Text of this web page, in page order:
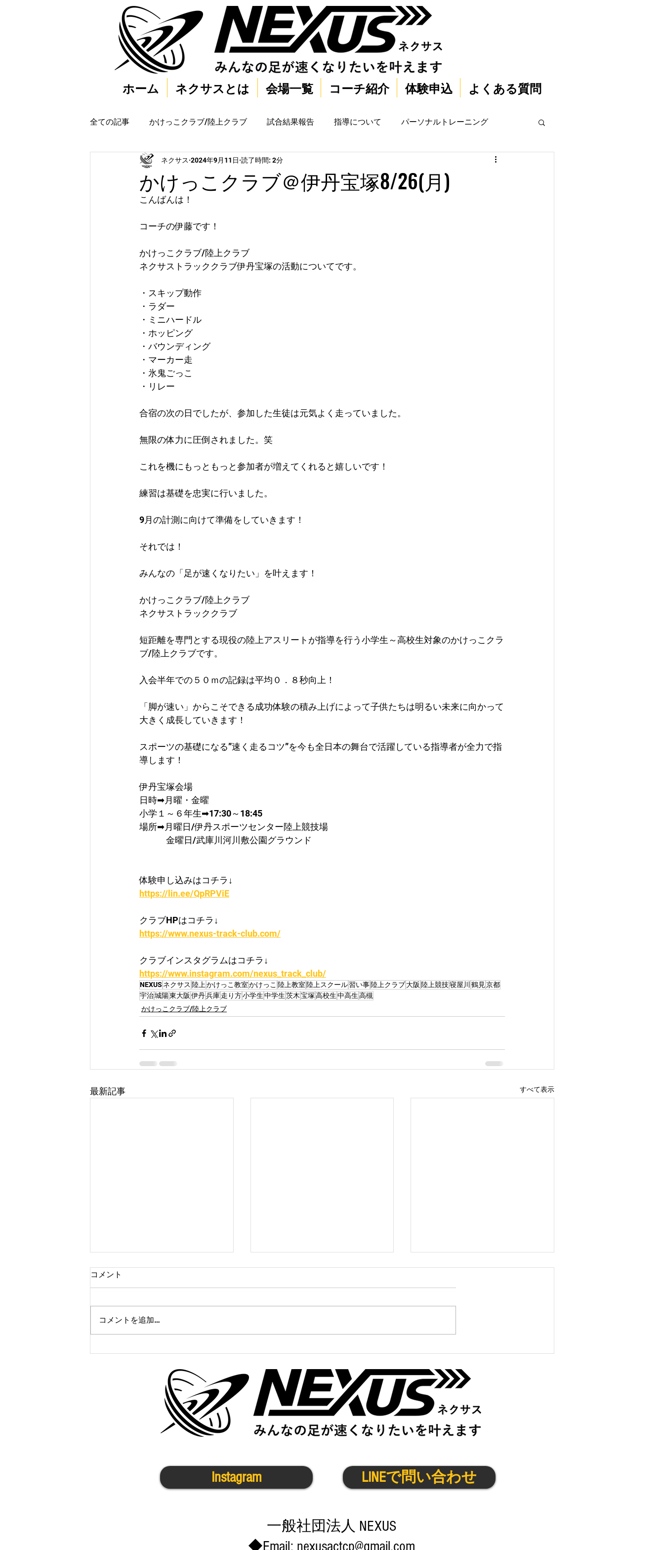
ホーム ネクサスとは 会場一覧 コーチ紹介 体験申込 よくある質問
全ての記事 かけっこクラブ/陸上クラブ 試合結果報告 指導について パーソナルトレーニング
かけっこクラブ＠伊丹宝塚8/26(月)
ネクサス 2024年9月11日 読了時間: 2分
こんばんは！
コーチの伊藤です！
かけっこクラブ/陸上クラブ
ネクサストラッククラブ伊丹宝塚の活動についてです。
・スキップ動作
・ラダー
・ミニハードル
・ホッピング
・バウンディング
・マーカー走
・氷鬼ごっこ
・リレー
合宿の次の日でしたが、参加した生徒は元気よく走っていました。
無限の体力に圧倒されました。笑
これを機にもっともっと参加者が増えてくれると嬉しいです！
練習は基礎を忠実に行いました。
9月の計測に向けて準備をしていきます！
それでは！
みんなの「足が速くなりたい」を叶えます！
かけっこクラブ/陸上クラブ
ネクサストラッククラブ
短距離を専門とする現役の陸上アスリートが指導を行う小学生～高校生対象のかけっこクラ
ブ/陸上クラブです。
入会半年での５０ｍの記録は平均０．８秒向上！​
「脚が速い」からこそできる成功体験の積み上げによって子供たちは明るい未来に向かって
大きく成長していきます！
スポーツの基礎になる”速く走るコツ”を今も全日本の舞台で活躍している指導者が​全力で指
導します！
伊丹宝塚会場
日時➡月曜・金曜
​小学１～６年生➡17:30～18:45
場所➡月曜日/伊丹スポーツセンター陸上競技場
金曜日/武庫川河川敷公園グラウンド
体験申し込みはコチラ↓
https://lin.ee/QpRPViE
クラブHPはコチラ↓
https://www.nexus-track-club.com/
クラブインスタグラムはコチラ↓
https://www.instagram.com/nexus_track_club/
NEXUS ネクサス 陸上かけっこ教室かけっこ 陸上教室 陸上スクール習い事陸上クラブ大阪 陸上競技寝屋川 鶴見京都
宇治城陽東大阪 伊丹兵庫走り方小学生中学生茨木宝塚高校生中高生高槻
かけっこクラブ/陸上クラブ
最新記事 すべて表示
かけっこクラブ＠伊丹宝塚
かけっこクラブ＠伊丹宝塚
かけっこクラブ＠伊丹宝塚
コメント
コメントを追加…
Instagram LINEで問い合わせ
​一般社団法人 NEXUS